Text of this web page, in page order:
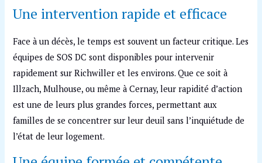
Une intervention rapide et efficace
Face à un décès, le temps est souvent un facteur critique. Les
équipes de SOS DC sont disponibles pour intervenir
rapidement sur Richwiller et les environs. Que ce soit à
Illzach, Mulhouse, ou même à Cernay, leur rapidité d’action
est une de leurs plus grandes forces, permettant aux
familles de se concentrer sur leur deuil sans l’inquiétude de
l’état de leur logement.